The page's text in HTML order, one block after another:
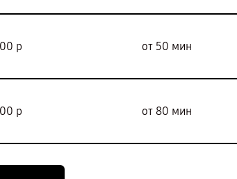
р от 50 мин
р от 80 мин